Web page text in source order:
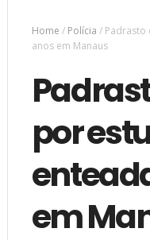
Home / Polícia / Padrasto
anos em Manaus
por
em